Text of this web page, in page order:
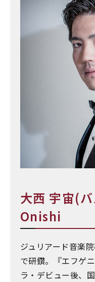
大西 宇宙(
Onishi
ジュリアード音楽
で研鑽。『エフゲ
ラ・デビュー後、